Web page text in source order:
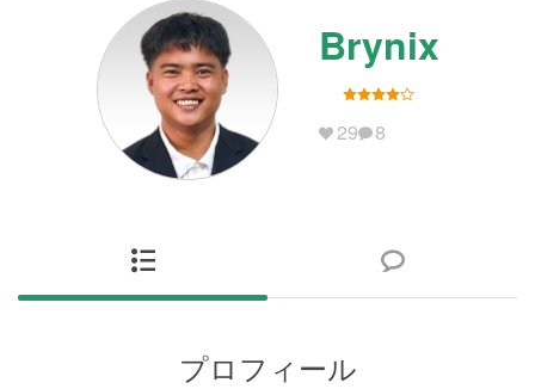
Brynix
29 8
プロフィール